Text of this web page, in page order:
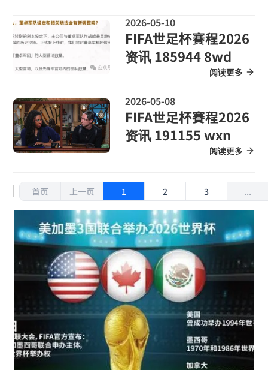
2026-05-10
FIFA世足杯賽程2026
资讯 185944 8wd
阅读更多
2026-05-08
FIFA世足杯賽程2026
资讯 191155 wxn
阅读更多
首页 上一页 1 2 3 ...